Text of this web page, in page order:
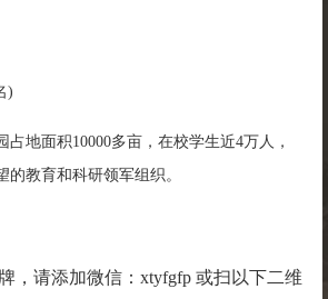
)
地面积10000多亩，在校学生近4万人，
教育和科研领军组织。
，请添加微信：xtyfgfp 或扫以下二维